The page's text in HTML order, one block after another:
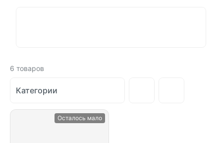
6 товаров
Категории
Осталось мало